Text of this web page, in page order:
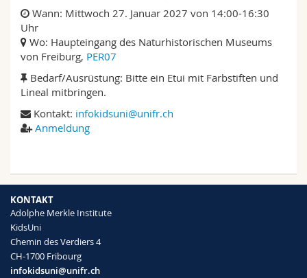
Wann: Mittwoch 27. Januar 2027 von 14:00-16:30
Uhr
Wo: Haupteingang des Naturhistorischen Museums
von Freiburg, PER07
Bedarf/Ausrüstung: Bitte ein Etui mit Farbstiften und
Lineal mitbringen.
Kontakt: infokidsuni@unifr.ch
Anmeldung
KONTAKT
Adolphe Merkle Institute
KidsUni
Chemin des Verdiers 4
CH-1700 Fribourg
infokidsuni@unifr.ch